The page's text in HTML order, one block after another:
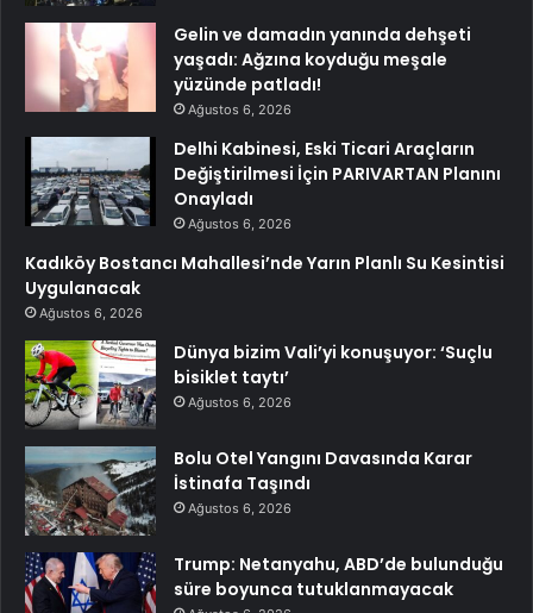
Gelin ve damadın yanında dehşeti
yaşadı: Ağzına koyduğu meşale
yüzünde patladı!
Ağustos 6, 2026
Delhi Kabinesi, Eski Ticari Araçların
Değiştirilmesi İçin PARIVARTAN Planını
Onayladı
Ağustos 6, 2026
Kadıköy Bostancı Mahallesi’nde Yarın Planlı Su Kesintisi
Uygulanacak
Ağustos 6, 2026
Dünya bizim Vali’yi konuşuyor: ‘Suçlu
bisiklet taytı’
Ağustos 6, 2026
Bolu Otel Yangını Davasında Karar
İstinafa Taşındı
Ağustos 6, 2026
Trump: Netanyahu, ABD’de bulunduğu
süre boyunca tutuklanmayacak